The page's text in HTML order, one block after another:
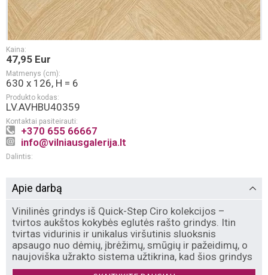
Kaina:
47,95 Eur
Matmenys (cm):
630 x 126, H = 6
Produkto kodas:
LV.AVHBU40359
Kontaktai pasiteirauti:
+370 655 66667
info@vilniausgalerija.lt
Dalintis:
Apie darbą
Vinilinės grindys iš Quick-Step Ciro kolekcijos –
tvirtos aukštos kokybės eglutės rašto grindys. Itin
tvirtas vidurinis ir unikalus viršutinis sluoksnis
apsaugo nuo dėmių, įbrėžimų, smūgių ir pažeidimų, o
naujoviška užrakto sistema užtikrina, kad šios grindys
– visiškai atsparios vandeniui. Quick-Step Ciro Click